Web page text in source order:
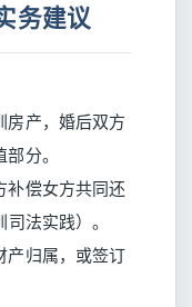
务建议
房产，婚后双方
分。
补偿女方共同还
法实践）。
产归属，或签订